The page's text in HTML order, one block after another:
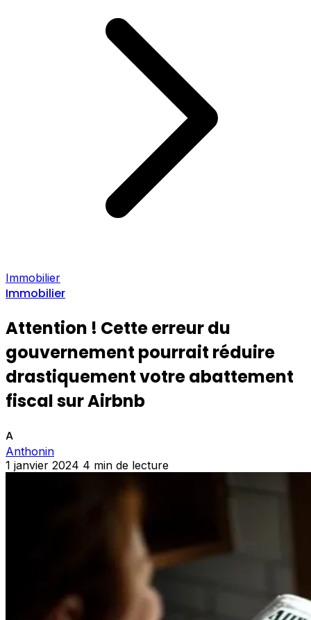
Immobilier
Immobilier
Attention ! Cette erreur du
gouvernement pourrait réduire
drastiquement votre abattement
fiscal sur Airbnb
A
Anthonin
1 janvier 2024 4 min de lecture